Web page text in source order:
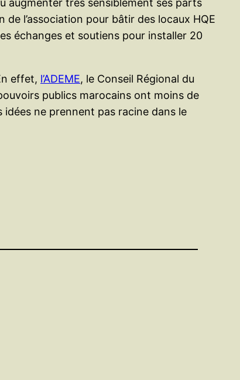
augmenter très sensiblement ses parts
l’association pour bâtir des locaux HQE
échanges et soutiens pour installer 20
effet, l’ADEME, le Conseil Régional du
publics marocains ont moins de
ne prennent pas racine dans le